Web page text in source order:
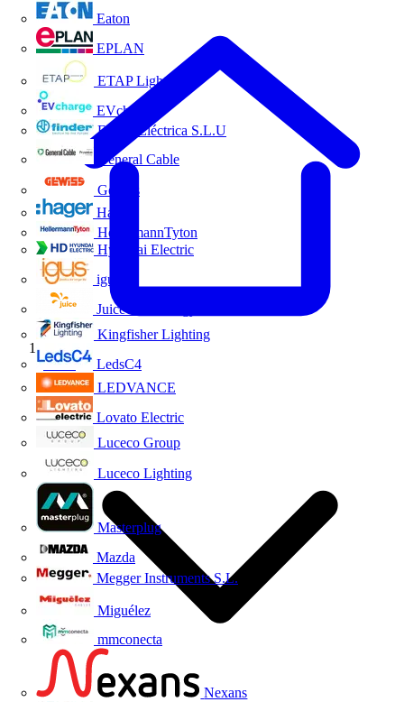
Eaton
EPLAN
ETAP Lighting
EVcharge
Finder Eléctrica S.L.U
General Cable
Gewiss
Hager
HellermannTyton
Hyundai Electric
igus
Juice Technology
Kingfisher Lighting
LedsC4
LEDVANCE
Lovato Electric
Luceco Group
Luceco Lighting
Masterplug
Mazda
Megger Instruments S.L.
Miguélez
mmconecta
Nexans
Inicio